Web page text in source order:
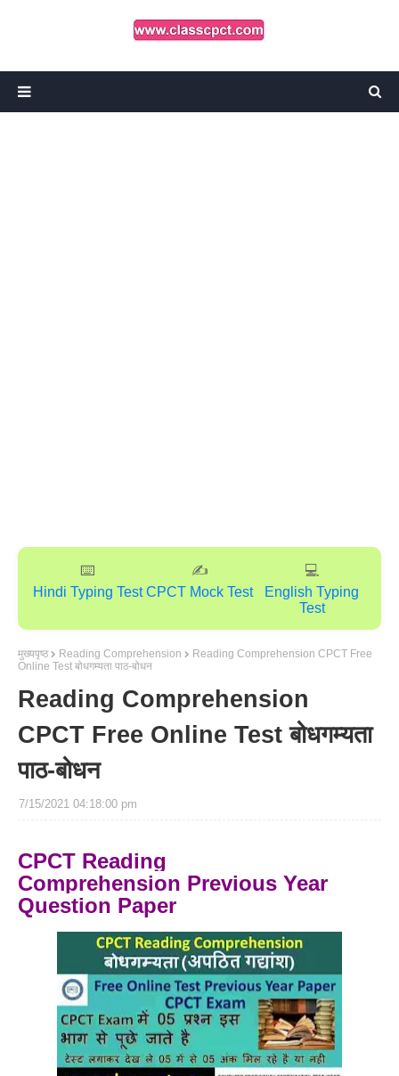
⌨️
Hindi Typing Test
✍️
CPCT Mock Test
💻
English Typing
Test
मुख्यपृष्ठ Reading Comprehension
Reading Comprehension CPCT Free
Online Test बोधगम्‍यता पाठ-बोधन
Reading Comprehension
CPCT Free Online Test बोधगम्‍यता
पाठ-बोधन
7/15/2021 04:18:00 pm
CPCT Reading
Comprehension Previous Year
Question Paper